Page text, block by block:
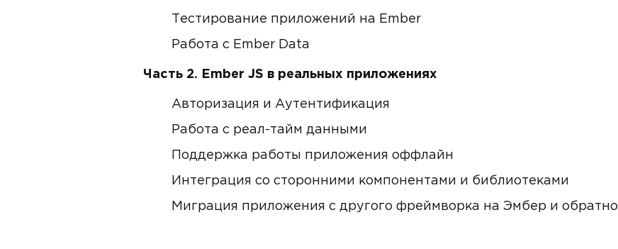
Тестирование приложений на Ember
Работа с Ember Data
Часть 2. Ember JS в реальных приложениях
Авторизация и Аутентификация
Работа с реал-тайм данными
Поддержка работы приложения оффлайн
Интеграция со сторонними компонентами и библиотеками
Миграция приложения с другого фреймворка на Эмбер и обратно